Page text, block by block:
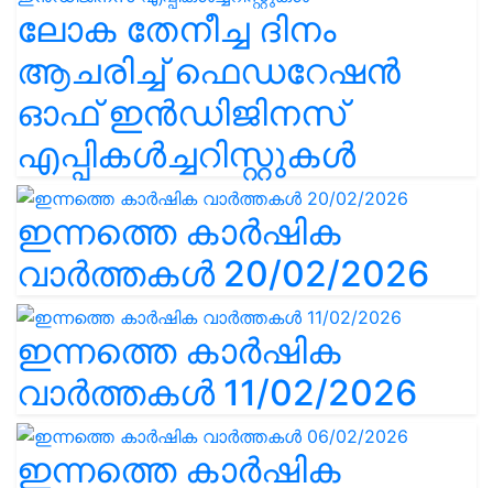
ലോക തേനീച്ച ദിനം
ആചരിച്ച് ഫെഡറേഷൻ
ഓഫ് ഇൻഡിജിനസ്
എപ്പികൾച്ചറിസ്റ്റുകൾ
ഇന്നത്തെ കാർഷിക
വാർത്തകൾ 20/02/2026
ഇന്നത്തെ കാർഷിക
വാർത്തകൾ 11/02/2026
ഇന്നത്തെ കാർഷിക